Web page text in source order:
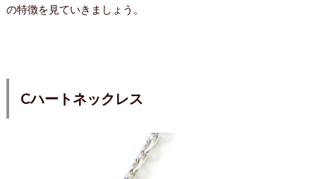
の特徴を見ていきましょう。
Cハートネックレス